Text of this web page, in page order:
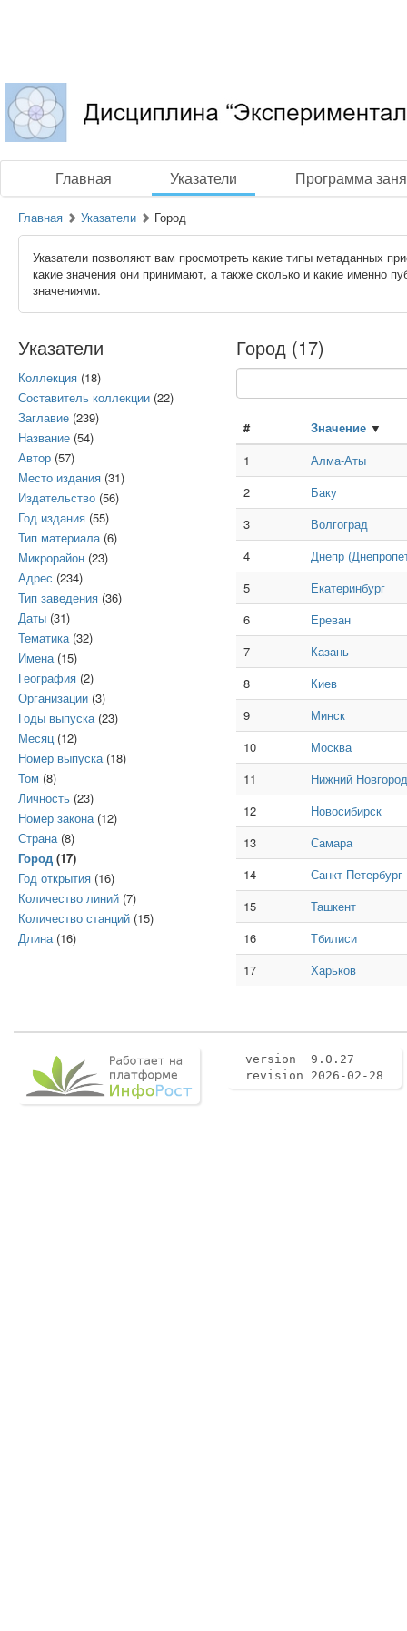
Главная Указатели Программа
Главная Указатели Город
Указатели позволяют вам просмотреть какие типы метаданных
какие значения они принимают, а также сколько и какие именно
значениями.
Указатели
Коллекция (18)
Составитель коллекции (22)
Заглавие (239)
Название (54)
Автор (57)
Место издания (31)
Издательство (56)
Год издания (55)
Тип материала(6)
Микрорайон (23)
Адрес (234)
Тип заведения (36)
Даты (31)
Тематика(32)
Имена(15)
География (2)
Организации (3)
Годы выпуска(23)
Месяц(12)
Номер выпуска(18)
Том (8)
Личность (23)
Номер закона(12)
Страна(8)
Город (17)
Год открытия (16)
Количество линий (7)
Количество станций (15)
Длина(16)
Город (17)
# Значение ▼
1
Алма-Аты
2
Баку
3
Волгоград
4
Днепр
5
Екатеринбург
6
Ереван
7
Казань
8
Киев
9
Минск
10
Москва
11
Нижний Новгород
12
Новосибирск
13
Самара
14
Санкт-Петербург
15
Ташкент
16
Тбилиси
17
Харьков
version 9.0.27
revision 2026-02-28